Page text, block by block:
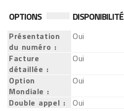
OPTIONS DISPONIBILITÉ
Présentation
du numéro :
Oui
Facture
détaillée :
Oui
Option
Mondiale :
Oui
Double appel :
Oui